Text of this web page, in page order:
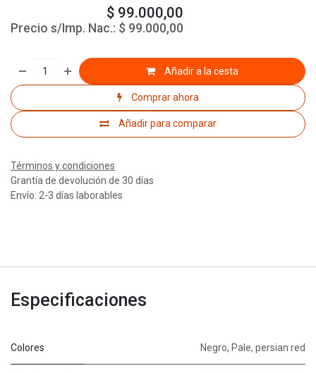
$ 99.000,00
Precio s/Imp. Nac.: $ 99.000,00
Añadir a la cesta
Comprar ahora
Añadir para comparar
Términos y condiciones
Grantía de devolución de 30 días
Envío: 2-3 días laborables
Especificaciones
Colores Negro, Pale, persian red